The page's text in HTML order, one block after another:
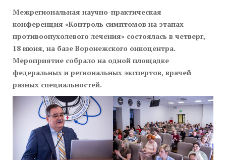
Межрегиональная научно-практическая
конференция «Контроль симптомов на этапах
противоопухолевого лечения» состоялась в четверг,
18 июня, на базе Воронежского онкоцентра.
Мероприятие собрало на одной площадке
федеральных и региональных экспертов, врачей
разных специальностей.